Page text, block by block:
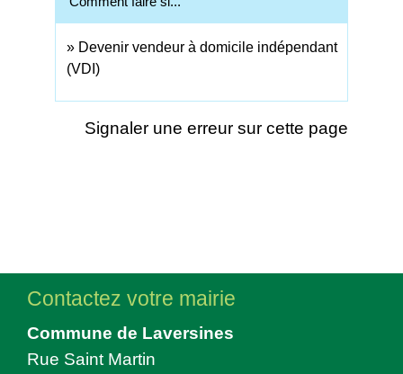
Devenir vendeur à domicile indépendant
(VDI)
Signaler une erreur sur cette page
Contactez votre mairie
Commune de Laversines
Rue Saint Martin